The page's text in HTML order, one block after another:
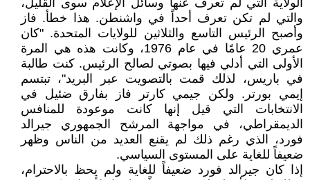
الولاية التي لم تعرف عنها وسائل الإعلام سوى القليل،
والتي لم تكن تعرف أحداً في واشنطن. هذا خطأ. فاز
وأصبح الرئيس التاسع والثلاثين للولايات المتحدة. "كان
عمري 20 عامًا في عام 1976، وكانت هذه هي المرة
الأولى التي أدلي فيها بصوتي لصالح الرئيس. كنت طالبة
في باريس، لذلك قمت بالتصويت عبر البريد"، تبتسم
إيمي بورتر. ولكن جيمي كارتر فاز بفارق ضئيل في
الانتخابات التي قيل إنها كانت موعودة للمنافس
الديمقراطي، في مواجهة المرشح الجمهوري جيرالد
فورد، الذي رغم ذلك لم يقنع العديد من الناس وظهر
ضعيفاً للغاية على المستوى السياسي.
إذا كان جيرالد فورد ضعيفاً للغاية ولم يحظ بالاحترام،